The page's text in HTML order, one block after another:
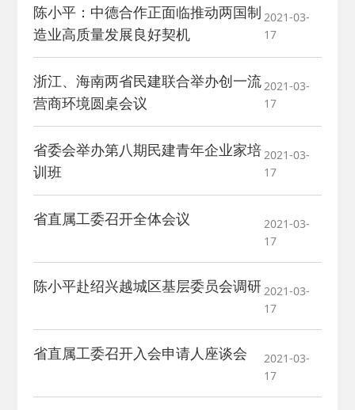
陈小平：中德合作正面临推动两国制
造业高质量发展良好契机
2021-03-
17
浙江、海南两省民建联合举办创一流
营商环境圆桌会议
2021-03-
17
省委会举办第八期民建青年企业家培
训班
2021-03-
17
省直属工委召开全体会议
2021-03-
17
陈小平赴绍兴越城区基层委员会调研2021-03-
17
省直属工委召开入会申请人座谈会
2021-03-
17